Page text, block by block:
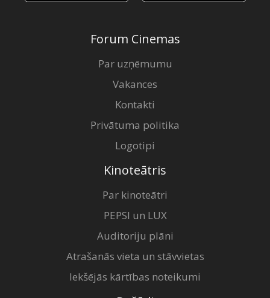
Forum Cinemas
Par uzņēmumu
Vakances
Kontakti
Privātuma politika
Logotipi
Kinoteātris
Par kinoteātri
PEPSI un LUX
Auditoriju plāni
Atrašanās vieta un stāvvietas
Iekšējās kārtības noteikumi